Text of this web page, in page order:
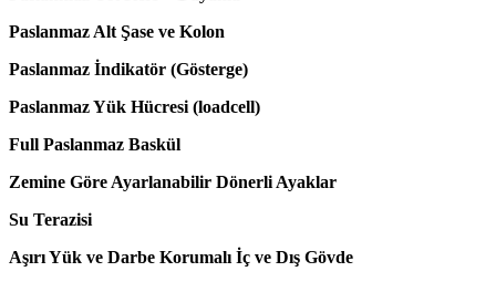
Paslanmaz Alt Şase ve Kolon
Paslanmaz İndikatör (Gösterge)
Paslanmaz Yük Hücresi (loadcell)
Full Paslanmaz Baskül
Zemine Göre Ayarlanabilir Dönerli Ayaklar
Su Terazisi
Aşırı Yük ve Darbe Korumalı İç ve Dış Gövde